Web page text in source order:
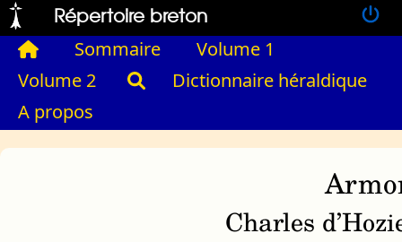
Répertoire breton
Sommaire
Volume 1
Volume 2
Dictionnaire héraldique
A propos
Charles